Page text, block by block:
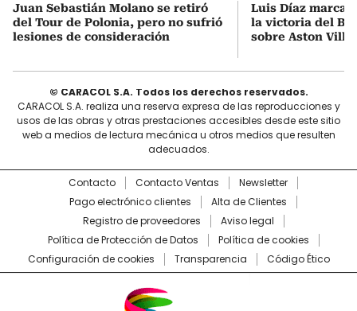
Juan Sebastián Molano se retiró
del Tour de Polonia, pero no sufrió
lesiones de consideración
Luis Díaz marca
la victoria del
sobre Aston
© CARACOL S.A. Todos los derechos reservados.
CARACOL S.A. realiza una reserva expresa de las reproducciones y
usos de las obras y otras prestaciones accesibles desde este sitio
web a medios de lectura mecánica u otros medios que resulten
adecuados.
Contacto Contacto Ventas
Newsletter
Pago electrónico clientes
Alta de Clientes
Registro de proveedores
Aviso legal
Política de Protección de Datos
Política de cookies
Configuración de cookies
Transparencia Código Ético